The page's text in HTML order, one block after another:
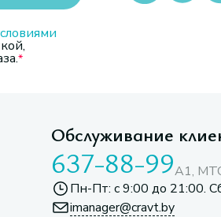
Обслуживание
637-88-99A1,
Пн-Пт: с 9:00 до 21:00.
imanager@cravt.by